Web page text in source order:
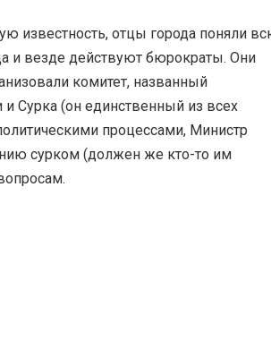
известность, отцы города поняли
и везде действуют бюрократы. Они
комитет, названный
Сурка (он единственный из всех
процессами, Министр
сурком (должен же кто-то им